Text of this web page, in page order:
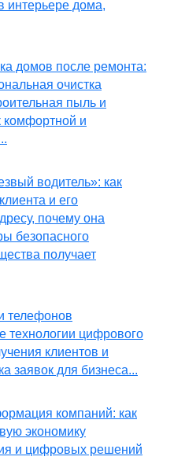
интерьере дома,
домов после ремонта:
очистка
пыль и
комфортной и
водитель»: как
и его
почему она
безопасного
получает
телефонов
технологии цифрового
клиентов и
заявок для бизнеса...
компаний: как
экономику
и цифровых решений